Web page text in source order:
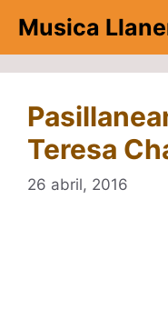
contenido
Musica
Teresa
26 abril, 2016